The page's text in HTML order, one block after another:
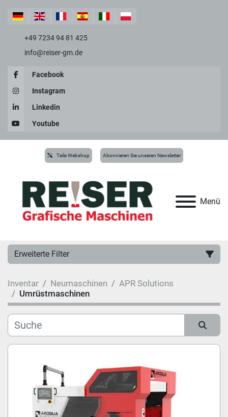
+49 7234 94 81 425
info@reiser-gm.de
Facebook
Instagram
Linkedin
Youtube
Menü
Teile Webshop Abonnieren Sie unseren Newsletter
Erweiterte Filter
Hersteller
Kategorie
Zustand
Inventar Neumaschinen
APR Solutions
Umrüstmaschinen
Sortieren nach